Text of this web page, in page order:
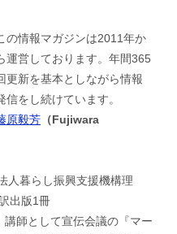
の情報マガジンは2011年か
運営しております。年間365
更新を基本としながら情報
信をし続けています。
原毅芳 （Fujiwara
人暮らし振興支援機構理
出版1冊
師として宣伝会議の『マー